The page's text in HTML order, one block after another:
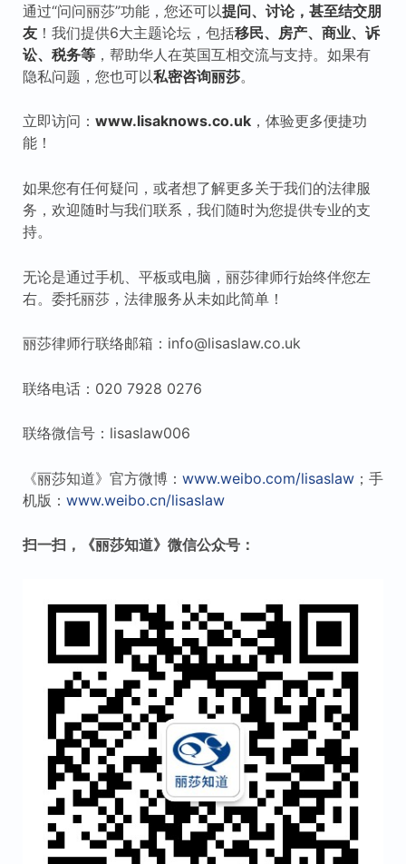
通过“问问丽莎”功能，您还可以提问、讨论，甚至结交朋
友！我们提供6大主题论坛，包括移民、房产、商业、诉
讼、税务等，帮助华人在英国互相交流与支持。如果有
隐私问题，您也可以私密咨询丽莎。
立即访问： www.lisaknows.co.uk，体验更多便捷功
能！
如果您有任何疑问，或者想了解更多关于我们的法律服
务，欢迎随时与我们联系，我们随时为您提供专业的支
持。
无论是通过手机、平板或电脑，丽莎律师行始终伴您左
右。委托丽莎，法律服务从未如此简单！
丽莎律师行联络邮箱：info@lisaslaw.co.uk
联络电话：020 7928 0276
联络微信号：lisaslaw006
《丽莎知道》官方微博：www.weibo.com/lisaslaw ；手
机版： www.weibo.cn/lisaslaw
扫一扫，《丽莎知道》微信公众号：